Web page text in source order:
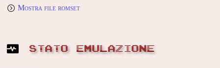
Mostra file romset
STATO EMULAZIONE